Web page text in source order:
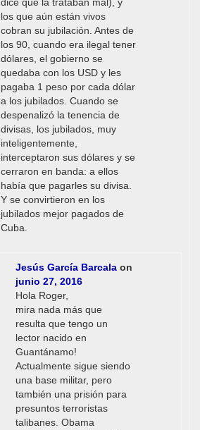
dice que la trataban mal), y
los que aún están vivos
cobran su jubilación. Antes de
los 90, cuando era ilegal tener
dólares, el gobierno se
quedaba con los USD y les
pagaba 1 peso por cada dólar
a los jubilados. Cuando se
despenalizó la tenencia de
divisas, los jubilados, muy
inteligentemente,
interceptaron sus dólares y se
cerraron en banda: a ellos
había que pagarles su divisa.
Y se convirtieron en los
jubilados mejor pagados de
Cuba.
Jesús García Barcala on
junio 27, 2016
Hola Roger,
mira nada más que
resulta que tengo un
lector nacido en
Guantánamo!
Actualmente sigue siendo
una base militar, pero
también una prisión para
presuntos terroristas
talibanes. Obama